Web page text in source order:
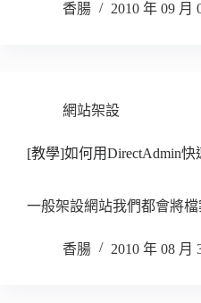
香腸 2010 年 09 月
網站架設
[教學]如何用DirectAdmin快
一般架設網站我們都會將
香腸 2010 年 08 月